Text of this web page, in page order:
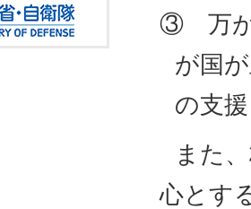
③ 万が
が国
の支
また
心とす